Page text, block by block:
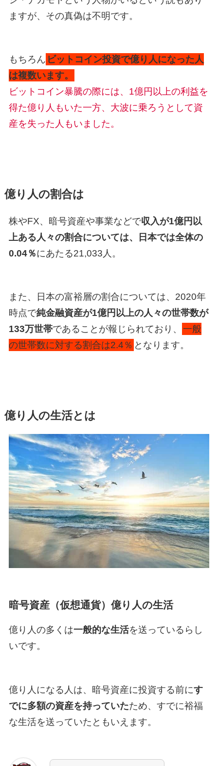
ますが、その真偽は不明です。
もちろん ビットコイン投資で億り人になった人
は複数います。
ビットコイン暴騰の際には、1億円以上の利益を
得た億り人もいた一方、大波に乗ろうとして資
産を失った人もいました。
億り人の割合は
株やFX、暗号資産や事業などで収入が1億円以
上ある人々の割合については、日本では全体の
0.04％にあたる21,033人。
また、日本の富裕層の割合については、2020年
時点で純金融資産が1億円以上の人々の世帯数が
133万世帯であることが報じられており、 一般
の世帯数に対する割合は2.4％ となります。
億り人の生活とは
暗号資産（仮想通貨）億り人の生活
億り人の多くは一般的な生活を送っているらし
いです。
億り人になる人は、暗号資産に投資する前にす
でに多額の資産を持っていたため、すでに裕福
な生活を送っていたともいえます。